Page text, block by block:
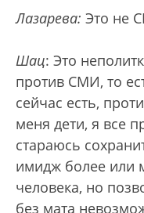
Лазарева: Это не
Шац: Это
против СМИ, то
сейчас есть,
меня дети, я все
стараюсь
имидж более или
человека, но
без мата